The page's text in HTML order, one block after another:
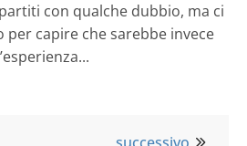
con qualche dubbio, ma ci
capire che sarebbe invece